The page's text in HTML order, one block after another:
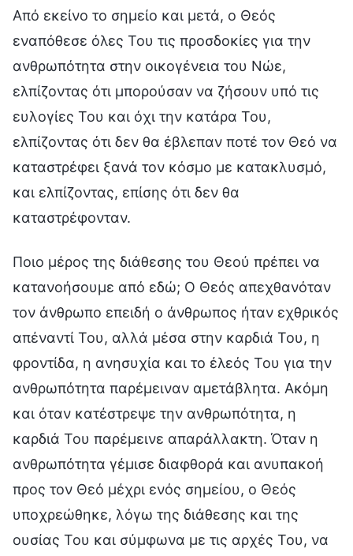
Από εκείνο το σημείο και μετά, ο Θεός
εναπόθεσε όλες Του τις προσδοκίες για την
ανθρωπότητα στην οικογένεια του Νώε,
ελπίζοντας ότι μπορούσαν να ζήσουν υπό τις
ευλογίες Του και όχι την κατάρα Του,
ελπίζοντας ότι δεν θα έβλεπαν ποτέ τον Θεό να
καταστρέφει ξανά τον κόσμο με κατακλυσμό,
και ελπίζοντας, επίσης ότι δεν θα
καταστρέφονταν.
Ποιο μέρος της διάθεσης του Θεού πρέπει να
κατανοήσουμε από εδώ; Ο Θεός απεχθανόταν
τον άνθρωπο επειδή ο άνθρωπος ήταν εχθρικός
απέναντί Του, αλλά μέσα στην καρδιά Του, η
φροντίδα, η ανησυχία και το έλεός Του για την
ανθρωπότητα παρέμειναν αμετάβλητα. Ακόμη
και όταν κατέστρεψε την ανθρωπότητα, η
καρδιά Του παρέμεινε απαράλλακτη. Όταν η
ανθρωπότητα γέμισε διαφθορά και ανυπακοή
προς τον Θεό μέχρι ενός σημείου, ο Θεός
υποχρεώθηκε, λόγω της διάθεσης και της
ουσίας Του και σύμφωνα με τις αρχές Του, να